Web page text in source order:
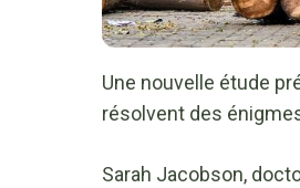
Une nouvelle étude
résolvent des
Sarah Jacobson,